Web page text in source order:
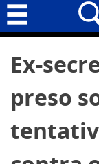
Geral
Cidades
Política
por:
Ex-
preso